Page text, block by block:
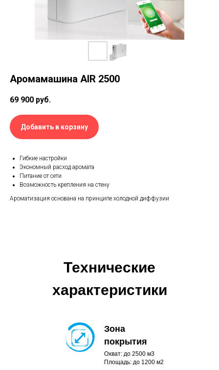
Аромамашина AIR 2500
69 900 руб.
Добавить в корзину
Гибкие настройки
Экономный расход аромата
Питание от сети
Возможность крепления на стену
Ароматизация основана на принципе холодной диффузии
Охват: до 2500 м3
Площадь: до 1200 м2
Зона
покрытия
Технические
характеристики